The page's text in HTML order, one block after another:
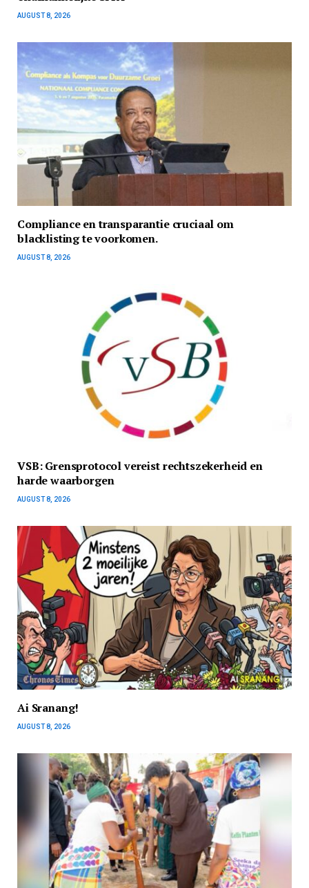
AUGUST 8, 2026
Compliance en transparantie cruciaal om
blacklisting te voorkomen.
AUGUST 8, 2026
VSB: Grensprotocol vereist rechtszekerheid en
harde waarborgen
AUGUST 8, 2026
Ai Sranang!
AUGUST 8, 2026